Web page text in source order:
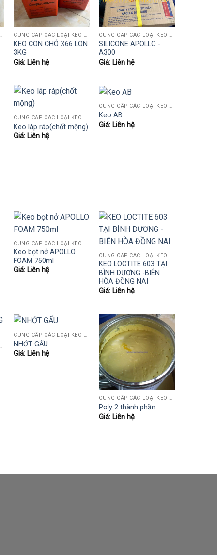
POLY, PUTTY HỆ NƯỚC..) CUNG CẤP CÁC LOẠI KEO NGÀNH GỖ (KEO SỮA, AB, 502, POLY, PUTTY HỆ NƯỚC..)
KEO CON CHÓ X66 LON
3KG
Giá: Liên hệ
CUNG CẤP CÁC LOẠI KEO NGÀNH GỖ (KEO SỮA, AB, 502, POLY, PUTTY HỆ NƯỚC..)
SILICONE APOLLO -
A300
Giá: Liên hệ
Keo láp ráp(chốt mộng)
Giá: Liên hệ
CUNG CẤP CÁC LOẠI KEO NGÀNH GỖ (KEO SỮA, AB, 502, POLY, PUTTY HỆ NƯỚC..)
Keo AB
Giá: Liên hệ
POLY, PUTTY HỆ NƯỚC..)
CUNG CẤP CÁC LOẠI KEO NGÀNH GỖ (KEO SỮA, AB, 502, POLY, PUTTY HỆ NƯỚC..)
Keo bọt nở APOLLO
FOAM 750ml
Giá: Liên hệ
CUNG CẤP CÁC LOẠI KEO NGÀNH GỖ (KEO SỮA, AB, 502, POLY, PUTTY HỆ NƯỚC..)
KEO LOCTITE 603 TẠI
BÌNH DƯƠNG -BIÊN
HÒA ĐỒNG NAI
Giá: Liên hệ
POLY, PUTTY HỆ NƯỚC..)
NHỚT GẤU
Giá: Liên hệ
CUNG CẤP CÁC LOẠI KEO NGÀNH GỖ (KEO SỮA, AB, 502, POLY, PUTTY HỆ NƯỚC..)
Poly 2 thành phần
Giá: Liên hệ